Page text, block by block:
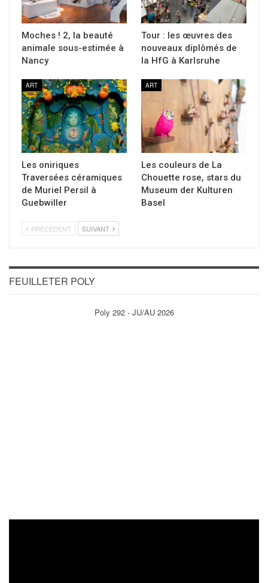
Moches ! 2, la beauté
animale sous-estimée à
Nancy
Tour : les œuvres des
nouveaux diplômés de
la HfG à Karlsruhe
ART
Les oniriques
Traversées céramiques
de Muriel Persil à
Guebwiller
ART
Les couleurs de La
Chouette rose, stars du
Museum der Kulturen
Basel
PRÉCÉDENT SUIVANT
FEUILLETER POLY
Poly 292 - JU/AU 2026